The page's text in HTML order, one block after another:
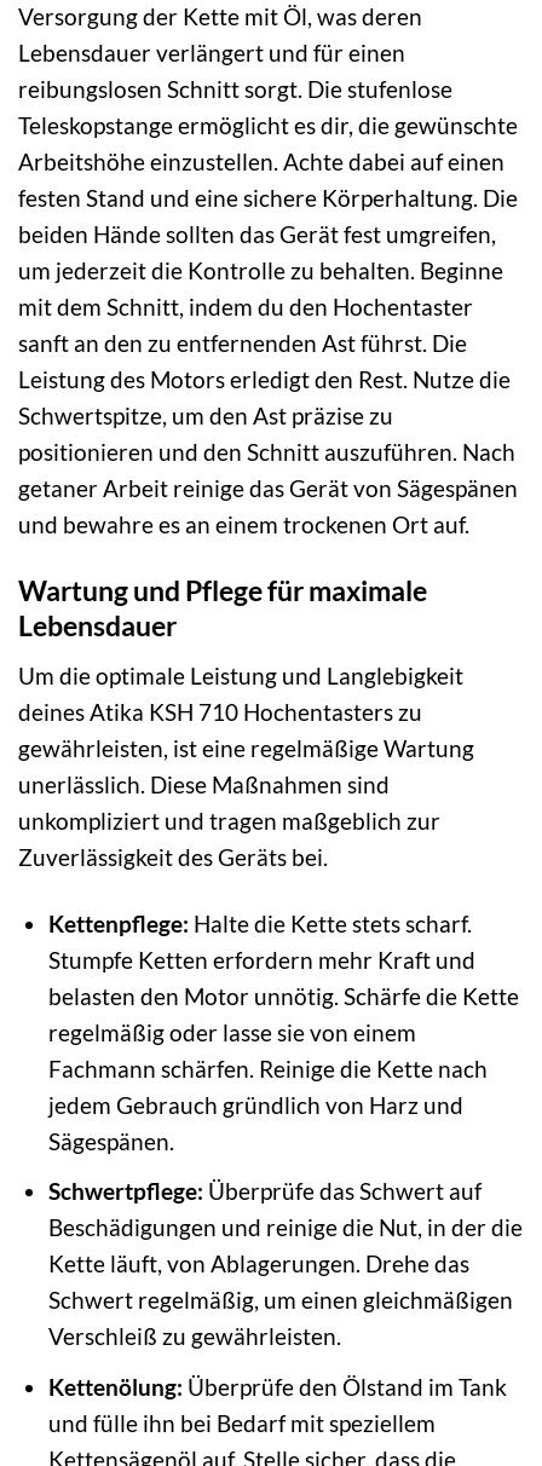
Versorgung der Kette mit Öl, was deren
Lebensdauer verlängert und für einen
reibungslosen Schnitt sorgt. Die stufenlose
Teleskopstange ermöglicht es dir, die gewünschte
Arbeitshöhe einzustellen. Achte dabei auf einen
festen Stand und eine sichere Körperhaltung. Die
beiden Hände sollten das Gerät fest umgreifen,
um jederzeit die Kontrolle zu behalten. Beginne
mit dem Schnitt, indem du den Hochentaster
sanft an den zu entfernenden Ast führst. Die
Leistung des Motors erledigt den Rest. Nutze die
Schwertspitze, um den Ast präzise zu
positionieren und den Schnitt auszuführen. Nach
getaner Arbeit reinige das Gerät von Sägespänen
und bewahre es an einem trockenen Ort auf.
Wartung und Pflege für maximale
Lebensdauer
Um die optimale Leistung und Langlebigkeit
deines Atika KSH 710 Hochentasters zu
gewährleisten, ist eine regelmäßige Wartung
unerlässlich. Diese Maßnahmen sind
unkompliziert und tragen maßgeblich zur
Zuverlässigkeit des Geräts bei.
Kettenpflege: Halte die Kette stets scharf.
Stumpfe Ketten erfordern mehr Kraft und
belasten den Motor unnötig. Schärfe die Kette
regelmäßig oder lasse sie von einem
Fachmann schärfen. Reinige die Kette nach
jedem Gebrauch gründlich von Harz und
Sägespänen.
Schwertpflege: Überprüfe das Schwert auf
Beschädigungen und reinige die Nut, in der die
Kette läuft, von Ablagerungen. Drehe das
Schwert regelmäßig, um einen gleichmäßigen
Verschleiß zu gewährleisten.
Kettenölung: Überprüfe den Ölstand im Tank
und fülle ihn bei Bedarf mit speziellem
Kettensägenöl auf. Stelle sicher, dass die